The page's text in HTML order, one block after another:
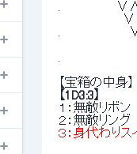
.　　　 　 　 ∨∧
∨∧＿＿＿＿
.　　　 　 　
∨∧＿＿＿
.　　　 　 　
∨＿＿＿＿
【宝箱の中身】
【1D3:3】
１：無敵リボン
２：無敵リング
３：身代わりス